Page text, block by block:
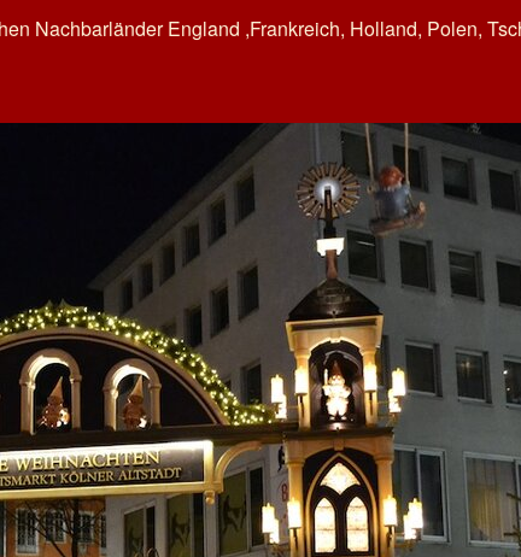
Nachbarländer England ,Frankreich, Holland, Polen,